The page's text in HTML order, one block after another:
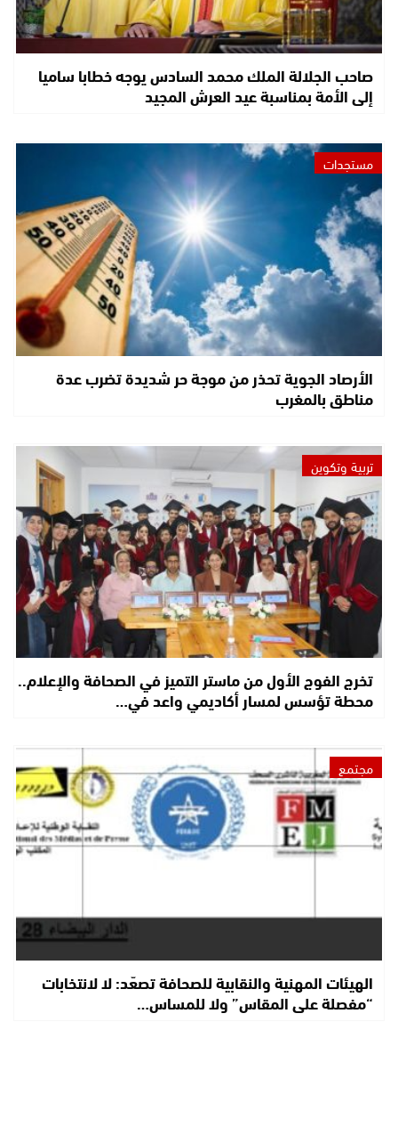
صاحب الجلالة الملك محمد السادس يوجه خطابا ساميا
إلى الأمة بمناسبة عيد العرش المجيد
مستجدات
الأرصاد الجوية تحذر من موجة حر شديدة تضرب عدة
مناطق بالمغرب
تربية وتكوين
تخرج الفوج الأول من ماستر التميز في الصحافة والإعلام..
محطة تؤسس لمسار أكاديمي واعد في…
مجتمع
الهيئات المهنية والنقابية للصحافة تصعّد: لا لانتخابات
“مفصلة على المقاس” ولا للمساس…